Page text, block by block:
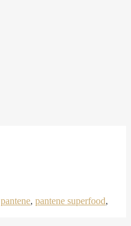
pantene, pantene superfood,